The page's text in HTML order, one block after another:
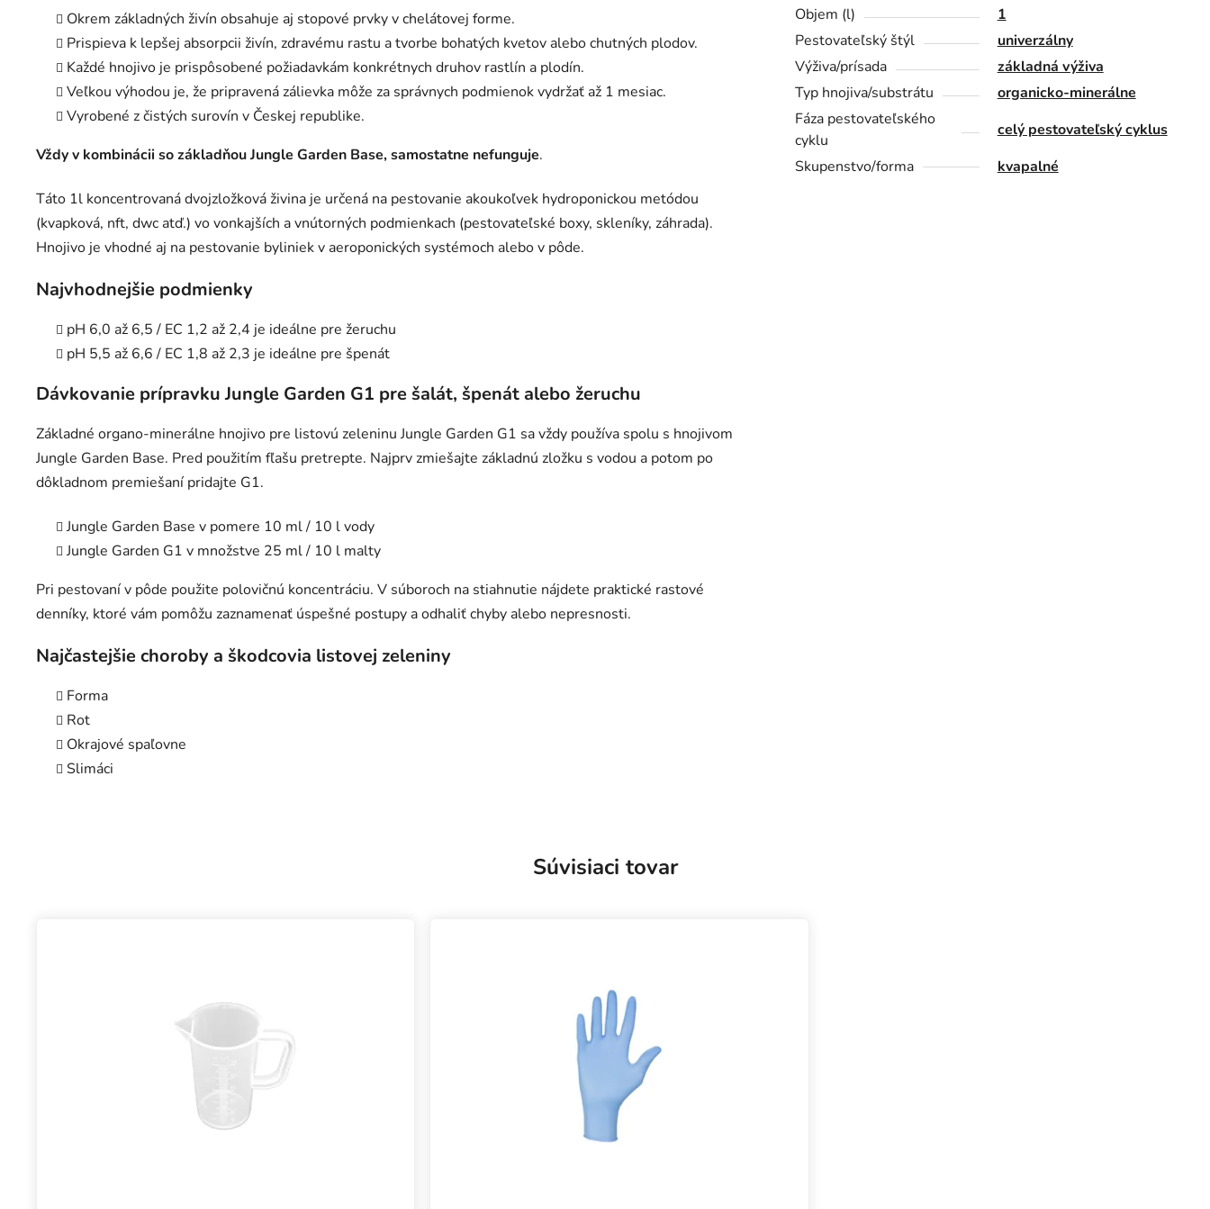
Okrem základných živín obsahuje aj stopové prvky v chelátovej forme.
Prispieva k lepšej absorpcii živín, zdravému rastu a tvorbe bohatých kvetov alebo chutných plodov.
Každé hnojivo je prispôsobené požiadavkám konkrétnych druhov rastlín a plodín.
Veľkou výhodou je, že pripravená zálievka môže za správnych podmienok vydržať až 1 mesiac.
Vyrobené z čistých surovín v Českej republike.
Vždy v kombinácii so základňou Jungle Garden Base, samostatne nefunguje.
Táto 1l koncentrovaná dvojzložková živina je určená na pestovanie akoukoľvek hydroponickou metódou
(kvapková, nft, dwc atď.) vo vonkajších a vnútorných podmienkach (pestovateľské boxy, skleníky, záhrada).
Hnojivo je vhodné aj na pestovanie byliniek v aeroponických systémoch alebo v pôde.
Najvhodnejšie podmienky
pH 6,0 až 6,5 / EC 1,2 až 2,4 je ideálne pre žeruchu
pH 5,5 až 6,6 / EC 1,8 až 2,3 je ideálne pre špenát
Dávkovanie prípravku Jungle Garden G1 pre šalát, špenát alebo žeruchu
Základné organo-minerálne hnojivo pre listovú zeleninu Jungle Garden G1 sa vždy používa spolu s hnojivom
Jungle Garden Base. Pred použitím fľašu pretrepte. Najprv zmiešajte základnú zložku s vodou a potom po
dôkladnom premiešaní pridajte G1.
Jungle Garden Base v pomere 10 ml / 10 l vody
Jungle Garden G1 v množstve 25 ml / 10 l malty
Pri pestovaní v pôde použite polovičnú koncentráciu. V súboroch na stiahnutie nájdete praktické rastové
denníky, ktoré vám pomôžu zaznamenať úspešné postupy a odhaliť chyby alebo nepresnosti.
Najčastejšie choroby a škodcovia listovej zeleniny
Forma
Rot
Okrajové spaľovne
Slimáci
Objem (l)
1
Pestovateľský štýl
univerzálny
Výživa/prísada
základná výživa
Typ hnojiva/substrátu
organicko-minerálne
Fáza pestovateľského
cyklu
celý pestovateľský cyklus
Skupenstvo/forma
kvapalné
Súvisiaci tovar